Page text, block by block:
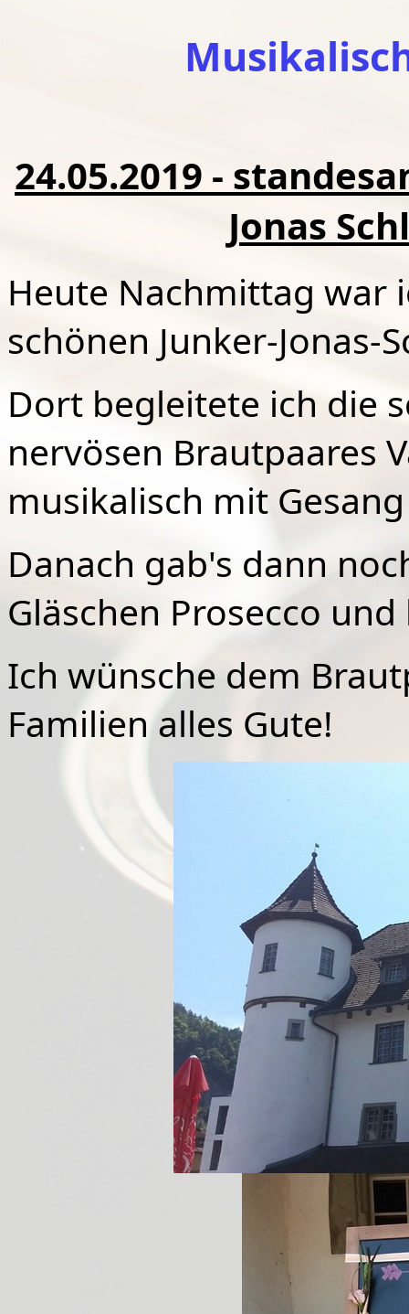
24.05.2019 -
Jonas
Heute Nachmittag war
schönen Junker-Jonas-
Dort begleitete ich die
nervösen Brautpaares
musikalisch mit
Danach gab's dann
Gläschen Prosecco
Ich wünsche dem
Familien alles Gute!